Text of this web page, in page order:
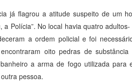
já flagrou a atitude suspeito de um
Polícia”. No local havia quatro
a ordem policial e foi
oito pedras de
a arma de fogo utilizada para
pessoa.